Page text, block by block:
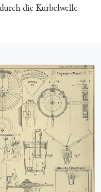
die Kurbelwelle